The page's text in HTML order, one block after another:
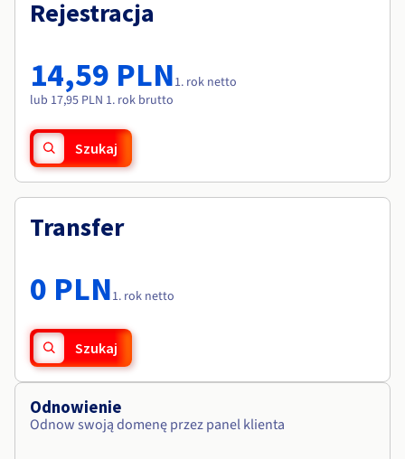
Cennik
Roadmap & Changelog
Monitorowanie
Roadmap & Changelog
Roadmap & Changelog
Roadmap & Changelog
Roadmap & Changelog
Rejestracja
14,59 PLN1. rok netto
lub 17,95 PLN 1. rok brutto
Szukaj
Transfer
0 PLN1. rok netto
Szukaj
Odnowienie
Odnow swoją domenę przez panel klienta